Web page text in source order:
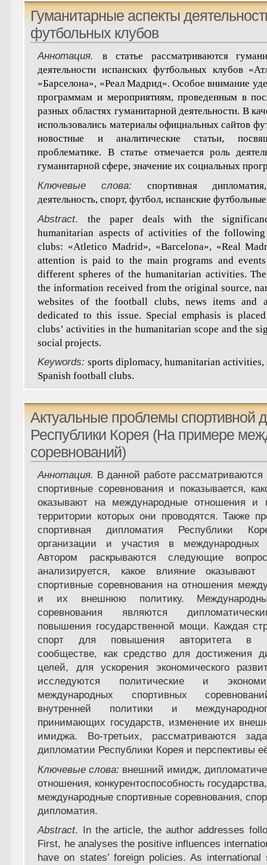
Гуманитарные аспекты
футбольных клубов
Аннотация.
в статье рассматриваются
деятельности испанских футбольных клубов
«Барселона», «Реал Мадрид». Особое внимание
программам и мероприятиям, проведенным в
разных областях гуманитарной деятельности. В
использовались материалы официальных сайтов
новостные и аналитические статьи,
проблематике. В статье отмечается роль
гуманитарной сфере, значение их социальных
Ключевые слова:
спортивная
деятельность, спорт, футбол, испанские
Abstract.the paper deals with the
humanitarian aspects of activities of the
clubs: «Atletico Madrid», «Barcelona», «Real
attention is paid to the main programs and
different spheres of the humanitarian activities.
the information received from the original source,
websites of the football clubs, news items and
dedicated to this issue. Special emphasis is
clubs’ activities in the humanitarian scope and the
social projects.
Keywords: sports diplomacy, humanitarian
Spanish football clubs.
Актуальные проблемы спортивной
Республики Корея (На примере
соревнований)
Аннотация. В данной работе
спортивные соревнования и показывается,
оказывают на международные отношения и
территории которых они проводятся. Также
спортивная дипломатия Республики
организации и участия в международных
Автором раскрываются следующие
анализируется, какое влияние оказывают
спортивные соревнования на отношения
и их внешнюю политику.
соревнования являются
повышения государственной мощи. Каждая
спорт для повышения авторитета в
сообществе, как средство для достижения
целей, для ускорения экономического
исследуются политические и
международных спортивных
внутренней политики и
принимающих государств, изменение их
имиджа. Во-третьих, рассматриваются
дипломатии Республики Корея и перспективы
Ключевые слова: внешний имидж,
отношения, конкурентоспособность государства,
международные спортивные соревнования,
дипломатия.
Abstract. In the article, the author addresses
First, he analyses the positive influences
have on states’ foreign policies. As